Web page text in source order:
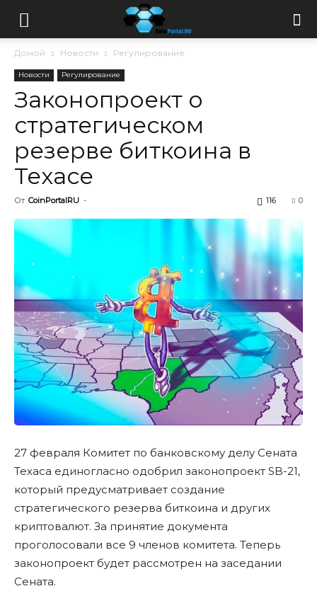
Домой Новости Регулирование
Новости Регулирование
Законопроект о
стратегическом
резерве биткоина в
Техасе
От CoinPortalRU - 0
116
27 февраля Комитет по банковскому делу Сената
Техаса единогласно одобрил законопроект SB-21,
который предусматривает создание
стратегического резерва биткоина и других
криптовалют. За принятие документа
проголосовали все 9 членов комитета. Теперь
законопроект будет рассмотрен на заседании
Сената.